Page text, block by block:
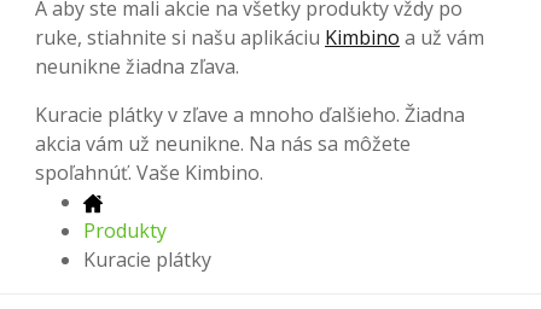
A aby ste mali akcie na všetky produkty vždy po
ruke, stiahnite si našu aplikáciu Kimbino a už vám
neunikne žiadna zľava.
Kuracie plátky v zľave a mnoho ďalšieho. Žiadna
akcia vám už neunikne. Na nás sa môžete
spoľahnúť. Vaše Kimbino.
Produkty
Kuracie plátky